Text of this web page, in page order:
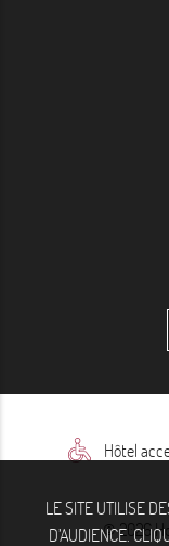
Hôtel
© 2026
LE SITE UTILISE
D’AUDIENCE.